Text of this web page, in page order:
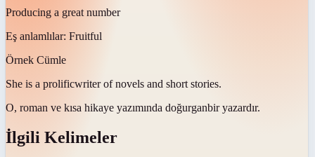
Producing a great number
Eş anlamlılar: Fruitful
Örnek Cümle
She is a prolificwriter of novels and short stories.
O, roman ve kısa hikaye yazımında doğurganbir yazardır.
İlgili Kelimeler